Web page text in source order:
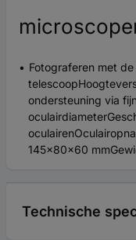
Fotograferen met
ondersteuning via
145x80x60
Technische